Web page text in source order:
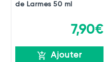
de Larmes 50 ml
7,90€
Ajouter